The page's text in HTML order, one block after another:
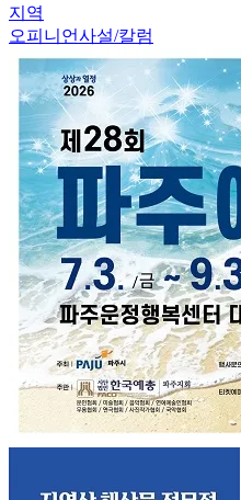
지역
오피니언사설/칼럼